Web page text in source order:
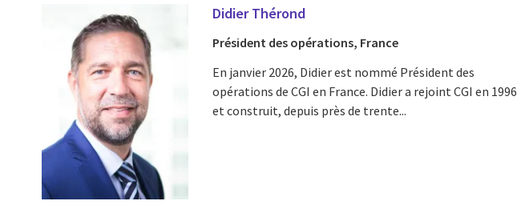
Didier Thérond
Président des opérations, France
En janvier 2026, Didier est nommé Président des
opérations de CGI en France. Didier a rejoint CGI en 1996
et construit, depuis près de trente...